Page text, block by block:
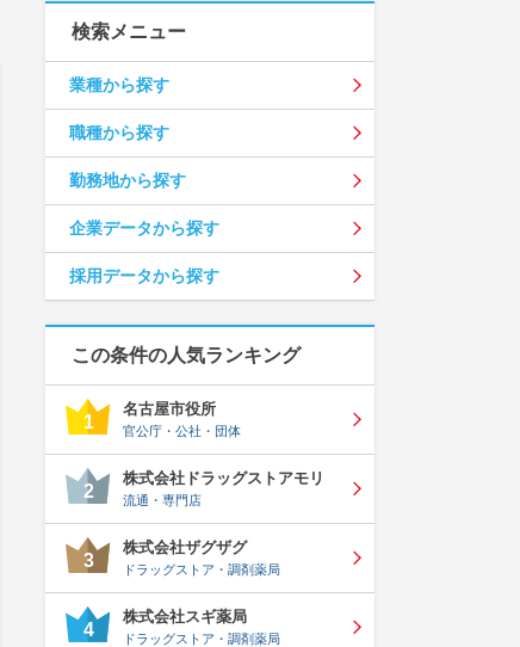
検索メニュー
業種から探す
職種から探す
勤務地から探す
企業データから探す
採用データから探す
この条件の人気ランキング
1
名古屋市役所
官公庁・公社・団体
2
株式会社ドラッグストアモリ
流通・専門店
3
株式会社ザグザグ
ドラッグストア・調剤薬局
4
株式会社スギ薬局
ドラッグストア・調剤薬局